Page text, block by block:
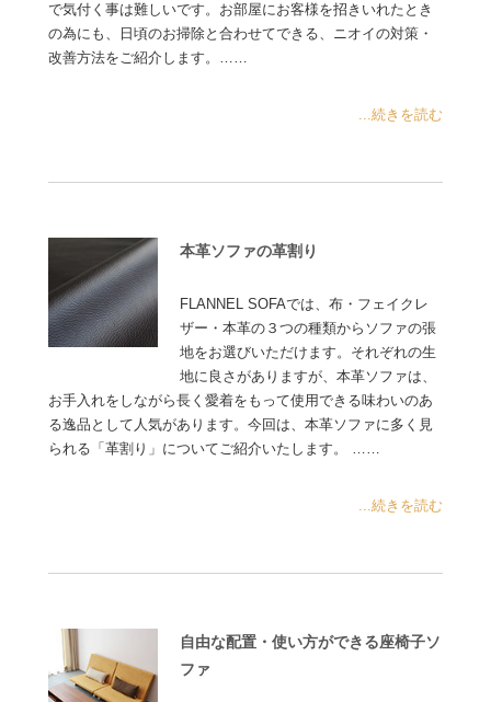
で気付く事は難しいです。お部屋にお客様を招きいれたとき
の為にも、日頃のお掃除と合わせてできる、ニオイの対策・
改善方法をご紹介します。……
...続きを読む
本革ソファの革割り
FLANNEL SOFAでは、布・フェイクレ
ザー・本革の３つの種類からソファの張
地をお選びいただけます。それぞれの生
地に良さがありますが、本革ソファは、
お手入れをしながら長く愛着をもって使用できる味わいのあ
る逸品として人気があります。今回は、本革ソファに多く見
られる「革割り」についてご紹介いたします。 ……
...続きを読む
自由な配置・使い方ができる座椅子ソ
ファ